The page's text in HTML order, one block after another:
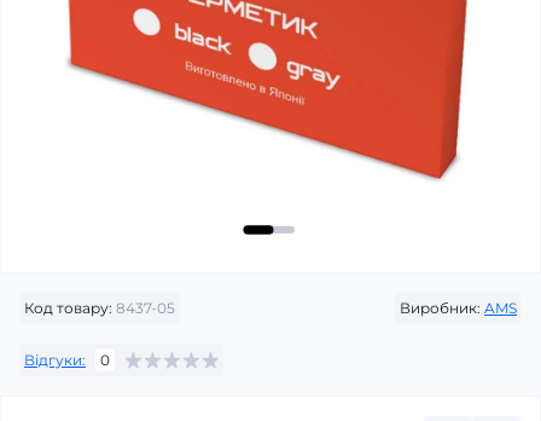
Код товару: 8437-05 Виробник: AMS
Відгуки: 0